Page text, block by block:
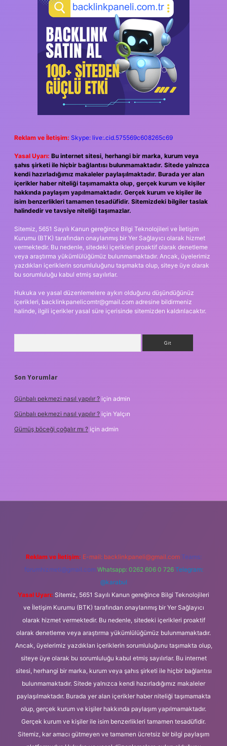
Reklam ve İletişim: Skype: live:.cid.575569c608265c69
Yasal Uyarı: Bu internet sitesi, herhangi bir marka, kurum veya
şahıs şirketi ile hiçbir bağlantısı bulunmamaktadır. Sitede yalnızca
kendi hazırladığımız makaleler paylaşılmaktadır. Burada yer alan
içerikler haber niteliği taşımamakta olup, gerçek kurum ve kişiler
hakkında paylaşım yapılmamaktadır. Gerçek kurum ve kişiler ile
isim benzerlikleri tamamen tesadüfidir. Sitemizdeki bilgiler taslak
halindedir ve tavsiye niteliği taşımazlar.
Sitemiz, 5651 Sayılı Kanun gereğince Bilgi Teknolojileri ve İletişim
Kurumu (BTK) tarafından onaylanmış bir Yer Sağlayıcı olarak hizmet
vermektedir. Bu nedenle, sitedeki içerikleri proaktif olarak denetleme
veya araştırma yükümlülüğümüz bulunmamaktadır. Ancak, üyelerimiz
yazdıkları içeriklerin sorumluluğunu taşımakta olup, siteye üye olarak
bu sorumluluğu kabul etmiş sayılırlar.
Hukuka ve yasal düzenlemelere aykırı olduğunu düşündüğünüz
içerikleri, backlinkpanelicomtr@gmail.com adresine bildirmeniz
halinde, ilgili içerikler yasal süre içerisinde sitemizden kaldırılacaktır.
Son Yorumlar
Günbalı pekmezi nasıl yapılır ? için admin
Günbalı pekmezi nasıl yapılır ? için Yalçın
Gümüş böceği çoğalır mı ? için admin
Reklam ve İletişim: E-mail: backlinkpaneli@gmail.com Teams:
forumhizmeti@gmail.com Whatsapp: 0262 606 0 726 Telegram:
@karabul
Yasal Uyarı: Sitemiz, 5651 Sayılı Kanun gereğince Bilgi Teknolojileri
ve İletişim Kurumu (BTK) tarafından onaylanmış bir Yer Sağlayıcı
olarak hizmet vermektedir. Bu nedenle, sitedeki içerikleri proaktif
olarak denetleme veya araştırma yükümlülüğümüz bulunmamaktadır.
Ancak, üyelerimiz yazdıkları içeriklerin sorumluluğunu taşımakta olup,
siteye üye olarak bu sorumluluğu kabul etmiş sayılırlar. Bu internet
sitesi, herhangi bir marka, kurum veya şahıs şirketi ile hiçbir bağlantısı
bulunmamaktadır. Sitede yalnızca kendi hazırladığımız makaleler
paylaşılmaktadır. Burada yer alan içerikler haber niteliği taşımamakta
olup, gerçek kurum ve kişiler hakkında paylaşım yapılmamaktadır.
Gerçek kurum ve kişiler ile isim benzerlikleri tamamen tesadüfidir.
Sitemiz, kar amacı gütmeyen ve tamamen ücretsiz bir bilgi paylaşım